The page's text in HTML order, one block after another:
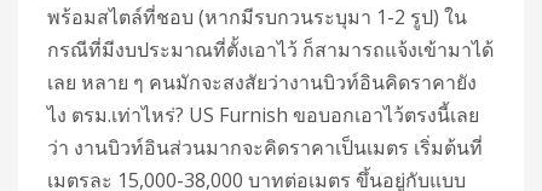
พร้อมสไตล์ที่ชอบ (หากมีรบกวนระบุมา 1-2 รูป) ใน
กรณีที่มีงบประมาณที่ตั้งเอาไว้ ก็สามารถแจ้งเข้ามาได้
เลย หลาย ๆ คนมักจะสงสัยว่างานบิวท์อินคิดราคายัง
ไง ตรม.เท่าไหร่? US Furnish ขอบอกเอาไว้ตรงนี้เลย
ว่า งานบิวท์อินส่วนมากจะคิดราคาเป็นเมตร เริ่มต้นที่
เมตรละ 15,000-38,000 บาทต่อเมตร ขึ้นอยู่กับแบบ